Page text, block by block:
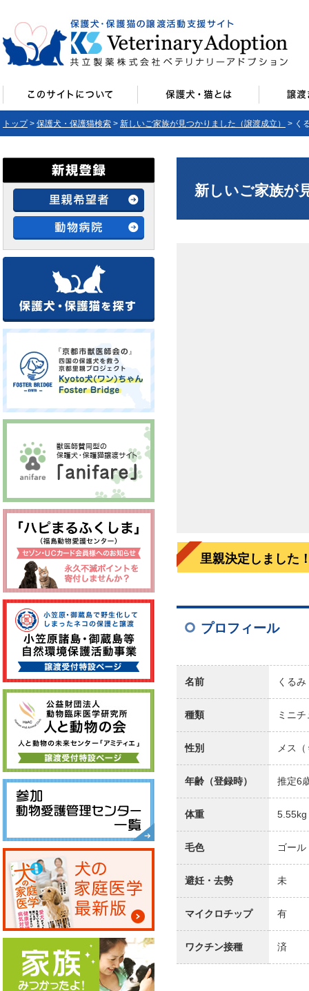
トップ> 保護犬・保護猫検索 > 新しいご家族が見つかりました（譲渡成立） > く
新しいご家族が
里親決定しました
プロフィール
名前 くるみ
種類 ミニ
性別 メス
年齢（登録時） 推定6
体重 5.55kg
毛色 ゴール
避妊・去勢 未
マイクロチップ 有
ワクチン接種 済